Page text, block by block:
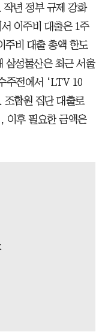
작년 정부 규제 강화
이주비 대출은 1주
주비 대출 총액 한도
삼성물산은 최근 서울
주전에서 ‘LTV 10
조합원 집단 대출로
이후 필요한 금액은